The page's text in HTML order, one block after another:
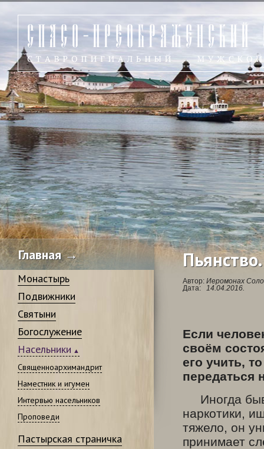
Главная →
Монастырь
Подвижники
Святыни
Богослужение
Насельники
Священноархимандрит
Наместник и игумен
Интервью насельников
Проповеди
Пастырская страничка
Автор: Иеромонах
Дата:
14.04.2016.
Если
своём
его учить,
передаться
Иногда
наркотики,
тяжело, он
принимает